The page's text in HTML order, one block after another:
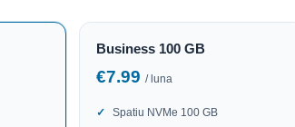
Business 100 GB
€7.99 / luna
Spatiu NVMe 100 GB